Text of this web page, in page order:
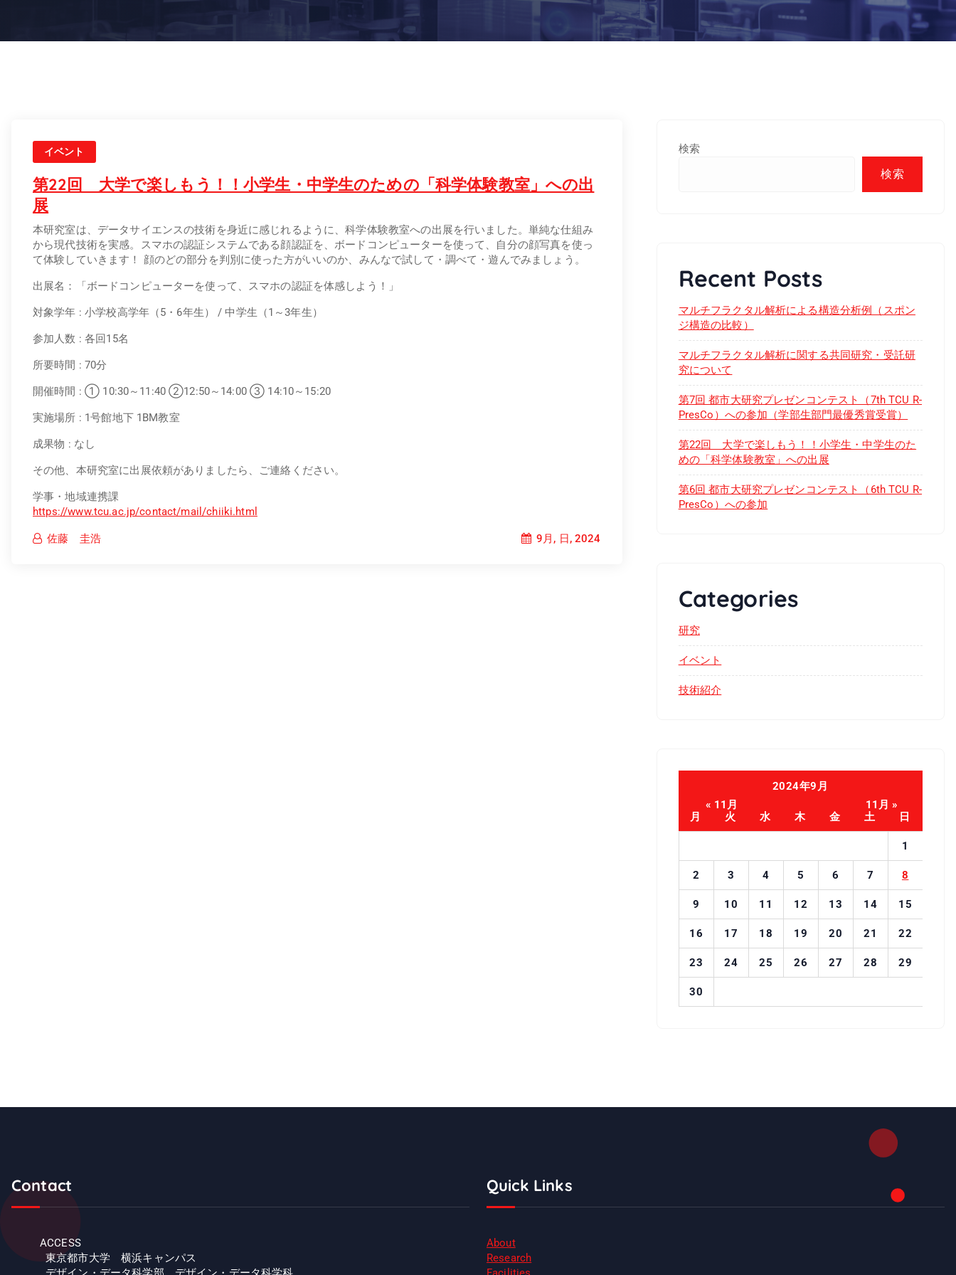
イベント
第22回 大学で楽しもう！！小学生・中学生のための「科学体験教室」への出
展
本研究室は、データサイエンスの技術を身近に感じれるように、科学体験教室への出展を行いました。単純な仕組み
から現代技術を実感。スマホの認証システムである顔認証を、ボードコンピューターを使って、自分の顔写真を使っ
て体験していきます！ 顔のどの部分を判別に使った方がいいのか、みんなで試して・調べて・遊んでみましょう。
出展名：「ボードコンピューターを使って、スマホの認証を体感しよう！」
対象学年 : 小学校高学年（5・6年生） / 中学生（1～3年生）
参加人数 : 各回15名
所要時間 : 70分
開催時間 : ① 10:30～11:40 ②12:50～14:00 ③ 14:10～15:20
実施場所 : 1号館地下 1BM教室
成果物 : なし
その他、本研究室に出展依頼がありましたら、ご連絡ください。
学事・地域連携課
https://www.tcu.ac.jp/contact/mail/chiiki.html
佐藤 圭浩 9月, 日, 2024
検索
検索
Recent Posts
マルチフラクタル解析による構造分析例（スポン
ジ構造の比較）
マルチフラクタル解析に関する共同研究・受託研
究について
第7回 都市大研究プレゼンコンテスト（7th TCU R-
PresCo）への参加（学部生部門最優秀賞受賞）
第22回 大学で楽しもう！！小学生・中学生のた
めの「科学体験教室」への出展
第6回 都市大研究プレゼンコンテスト（6th TCU R-
PresCo）への参加
Categories
研究
イベント
技術紹介
2024年9月
月 火 水 木 金 土 日
1
2 3 4 5 6 7 8
9 10 11 12 13 14 15
16 17 18 19 20 21 22
23 24 25 26 27 28 29
30
« 11月 11月 »
Contact
ACCESS
東京都市大学 横浜キャンパス
Quick Links
About
Research